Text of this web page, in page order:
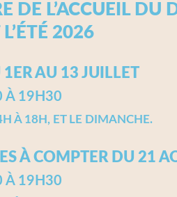
DE L’ACCUEIL DU
2026
AU 13 JUILLET
À 19H30
À 18H, ET LE DIMANCHE.
À COMPTER DU 21
À 19H30